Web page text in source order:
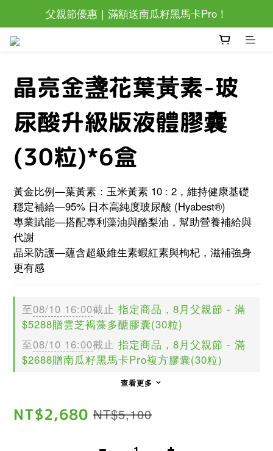
父親節優惠｜滿額送南瓜籽黑馬卡Pro！
滿萬還加碼抽眼部按摩器唷~
父親節優惠｜滿額送南瓜籽黑馬卡Pro！
晶亮金盞花葉黃素-玻
尿酸升級版液體膠囊
(30粒)*6盒
黃金比例—葉黃素：玉米黃素 10 : 2，維持健康基礎
穩定補給—95% 日本高純度玻尿酸 (Hyabest®)
專業賦能—搭配專利藻油與酪梨油，幫助營養補給與
代謝
晶采防護—蘊含超級維生素蝦紅素與枸杞，滋補強身
更有感
至08/10 16:00截止 指定商品，8月父親節 - 滿
$5288贈雲芝褐藻多醣膠囊(30粒)
至08/10 16:00截止 指定商品，8月父親節 - 滿
$2688贈南瓜籽黑馬卡Pro複方膠囊(30粒)
查看更多
NT$2,680 NT$5,100